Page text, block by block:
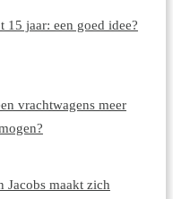
15 jaar: een goed idee?
vrachtwagens meer
maakt zich